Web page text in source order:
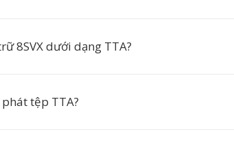
8SVX dưới dạng TTA?
tệp TTA?